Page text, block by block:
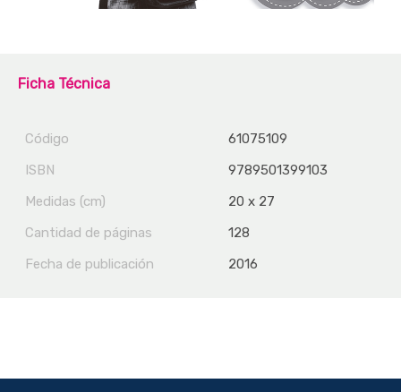
Ficha Técnica
Código
61075109
ISBN
9789501399103
Medidas (cm)
20 x 27
Cantidad de páginas
128
Fecha de publicación
2016